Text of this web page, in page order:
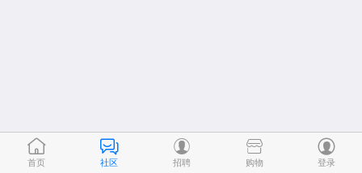
首页 社区 招聘 购物 登录